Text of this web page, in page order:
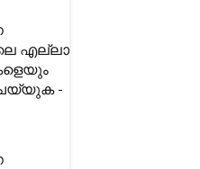
എല്ലാ
-